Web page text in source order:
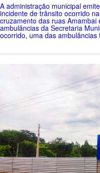
A administração municipal
incidente de trânsito ocorrido
cruzamento das ruas
ambulâncias da Secretaria
ocorrido, uma das